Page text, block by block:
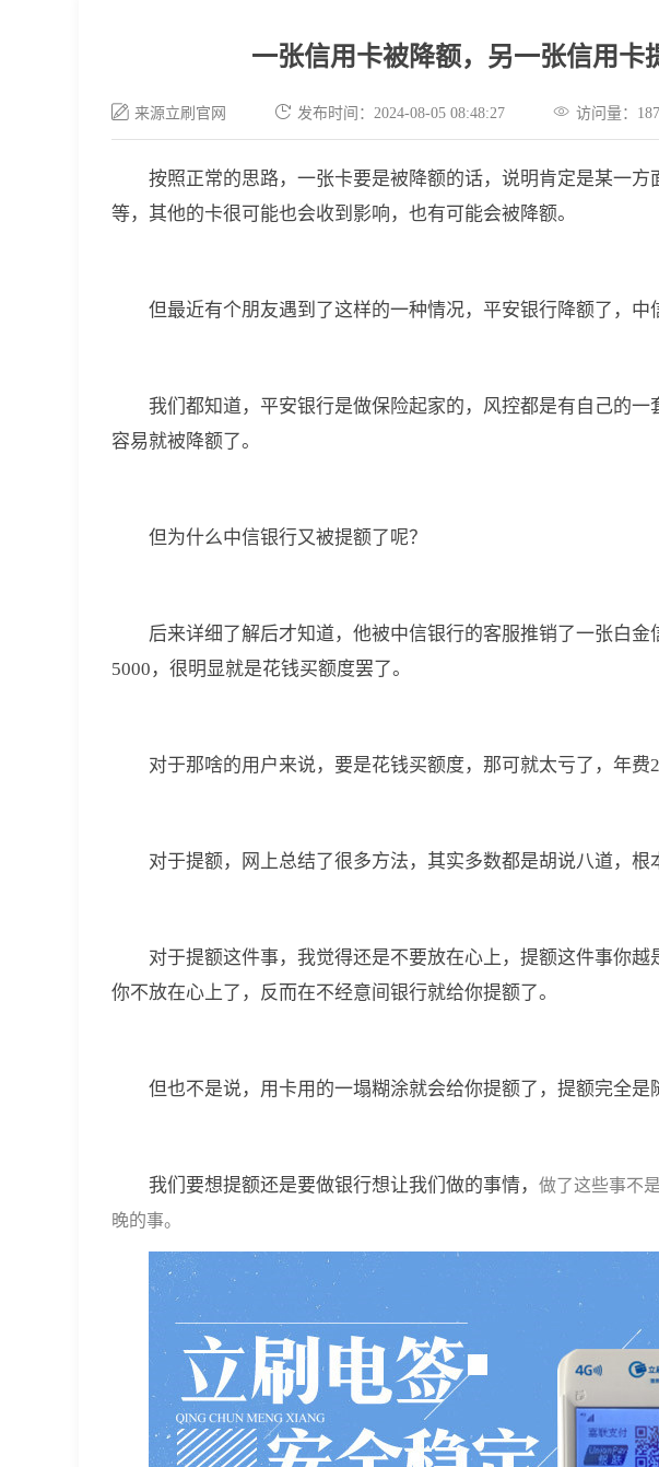
一张信用卡被降额，另一张信用卡
来源立刷官网 发布时间：2024-08-05 08:48:27 访问量： 187
按照正常的思路，一张卡要是被降额的话，说明肯定是某一
等，其他的卡很可能也会收到影响，也有可能会被降额。
但最近有个朋友遇到了这样的一种情况，平安银行降额了，中
我们都知道，平安银行是做保险起家的，风控都是有自己的
容易就被降额了。
但为什么中信银行又被提额了呢？
后来详细了解后才知道，他被中信银行的客服推销了一张白
5000，很明显就是花钱买额度罢了。
对于那啥的用户来说，要是花钱买额度，那可就太亏了，年
对于提额，网上总结了很多方法，其实多数都是胡说八道，根
对于提额这件事，我觉得还是不要放在心上，提额这件事你
你不放在心上了，反而在不经意间银行就给你提额了。
但也不是说，用卡用的一塌糊涂就会给你提额了，提额完全
我们要想提额还是要做银行想让我们做的事情， 做了这些事不
晚的事。